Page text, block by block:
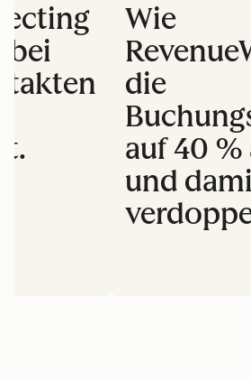
bei
Wie
die
auf 40
und